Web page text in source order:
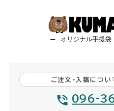
ご注文・入稿につ
096-